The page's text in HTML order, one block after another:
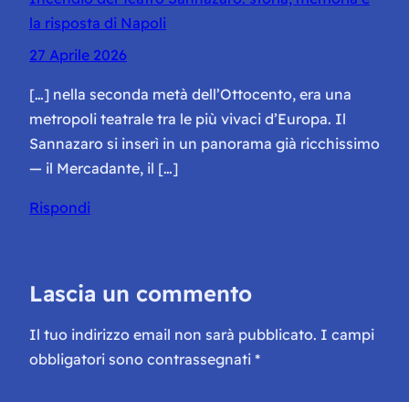
la risposta di Napoli
27 Aprile 2026
[…] nella seconda metà dell’Ottocento, era una
metropoli teatrale tra le più vivaci d’Europa. Il
Sannazaro si inserì in un panorama già ricchissimo
— il Mercadante, il […]
Rispondi
Lascia un commento
Il tuo indirizzo email non sarà pubblicato. I campi
obbligatori sono contrassegnati *